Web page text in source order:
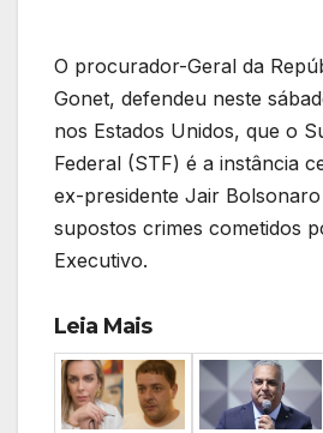
O procurador-Geral da
Gonet, defendeu neste
nos Estados Unidos, que o
Federal (STF) é a instância
ex-presidente Jair
supostos crimes cometidos
Executivo.
Leia Mais